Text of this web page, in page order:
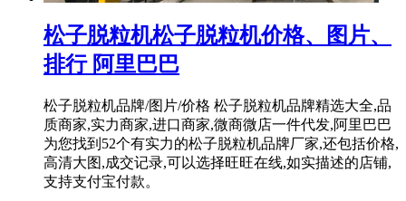
松子脱粒机松子脱粒机价格、图片、
排行 阿里巴巴
松子脱粒机品牌/图片/价格 松子脱粒机品牌精选大全,品
质商家,实力商家,进口商家,微商微店一件代发,阿里巴巴
为您找到52个有实力的松子脱粒机品牌厂家,还包括价格,
高清大图,成交记录,可以选择旺旺在线,如实描述的店铺,
支持支付宝付款。